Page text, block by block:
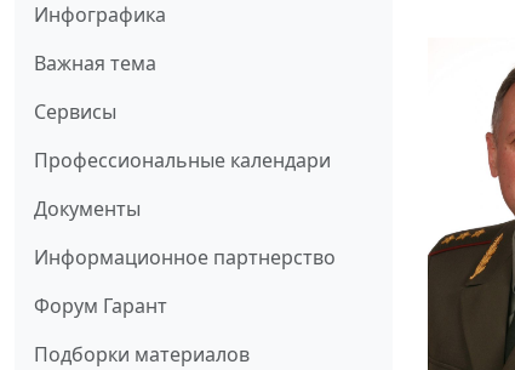
Инфографика
Важная тема
Сервисы
Профессиональные календари
Документы
Информационное партнерство
Форум Гарант
Подборки материалов